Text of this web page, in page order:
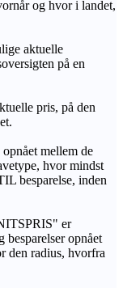
og hvor i landet,
aktuelle
på en
pris, på den
mellem de
hvor mindst
besparelse, inden
er
besparelser opnået
den radius, hvorfra